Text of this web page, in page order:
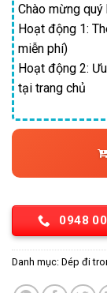
Chào mừng quý
Hoạt động 1:
miễn phí)
Hoạt động 2:
tại trang chủ
0948
Danh mục: Dép đi